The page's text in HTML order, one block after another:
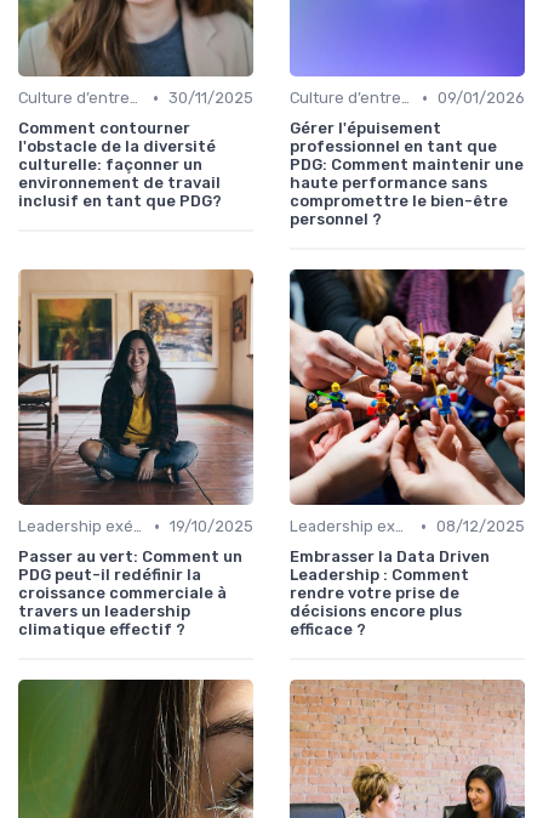
Culture d’entreprise & alignement • 30/11/2025
Comment contourner
l'obstacle de la diversité
culturelle: façonner un
environnement de travail
inclusif en tant que PDG?
Culture d’entreprise & alignement • 09/01/2026
Gérer l'épuisement
professionnel en tant que
PDG: Comment maintenir une
haute performance sans
compromettre le bien-être
personnel ?
Leadership exécutif & prise de décision • 19/10/2025
Passer au vert: Comment un
PDG peut-il redéfinir la
croissance commerciale à
travers un leadership
climatique effectif ?
Leadership exécutif & prise de décision • 08/12/2025
Embrasser la Data Driven
Leadership : Comment
rendre votre prise de
décisions encore plus
efficace ?